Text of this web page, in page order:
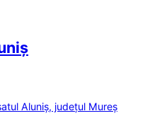
Aluniș, județul Mureș